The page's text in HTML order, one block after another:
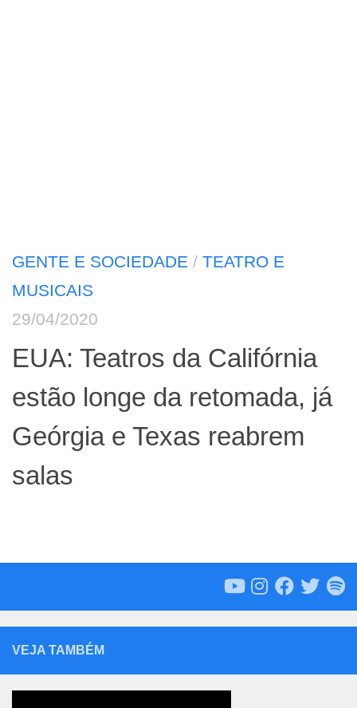
GENTE E SOCIEDADE / TEATRO E
MUSICAIS
29/04/2020
EUA: Teatros da Califórnia
estão longe da retomada, já
Geórgia e Texas reabrem
salas
VEJA TAMBÉM